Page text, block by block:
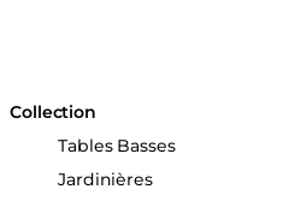
Collection
Tables Basses
Jardinières